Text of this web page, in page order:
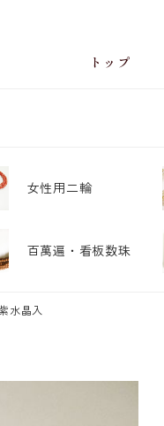
トップ
女性用二輪
百萬遍・ 看板数珠
水晶入